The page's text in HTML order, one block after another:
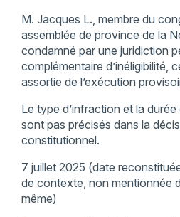
M. Jacques L., membre du
assemblée de province de la
condamné par une juridiction
complémentaire d’inéligibilité,
assortie de l’exécution
Le type d’infraction et la
sont pas précisés dans la
constitutionnel.
7 juillet 2025 (date
de contexte, non mentionnée
même)